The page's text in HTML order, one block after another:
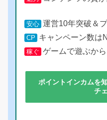
安心 運営10年突破＆
CP キャンペーン数は
稼ぐ ゲームで遊ぶか
ポイントインカムを
チ